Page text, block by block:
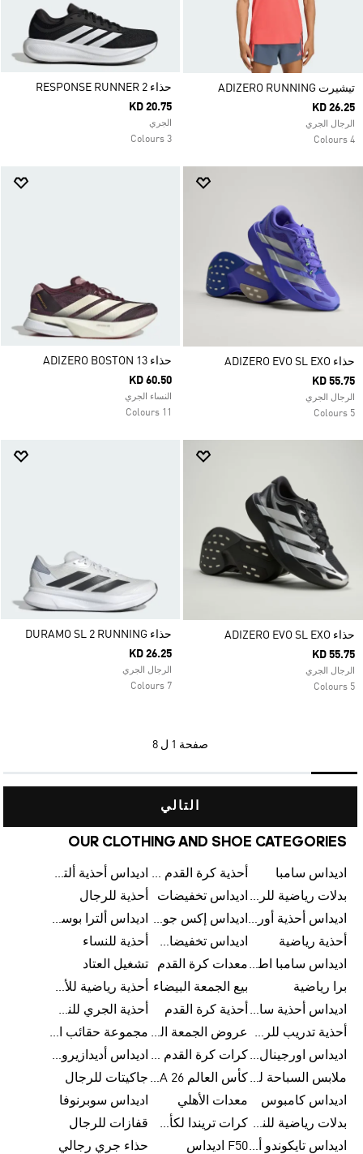
تيشيرت ADIZERO RUNNING
KD 26.25
الرجال الجري
4 Colours
حذاء RESPONSE RUNNER 2
KD 20.75
الجري
3 Colours
حذاء ADIZERO EVO SL EXO
KD 55.75
الرجال الجري
5 Colours
حذاء ADIZERO BOSTON 13
KD 60.50
النساء الجري
11 Colours
حذاء ADIZERO EVO SL EXO
KD 55.75
الرجال الجري
5 Colours
حذاء DURAMO SL 2 RUNNING
KD 26.25
الرجال الجري
7 Colours
صفحة 1 ل 8
التالي
OUR CLOTHING AND SHOE CATEGORIES
اديداس سامبا أحذية كرة القدم للرجال
اديداس أحذية ألترا بوست للرجال
بدلات رياضية للرجال اديداس تخفيضات
أحذية للرجال
اديداس أحذية أورجينالز
اديداس إكس جود بيلينغهام
اديداس ألترا بوست
أحذية رياضية
اديداس تخفيضات للأطفال
أحذية للنساء
اديداس سامبا اطفالمعدات كرة القدم
تشغيل العتاد
برا رياضية
بيع الجمعة البيضاء
أحذية رياضية للأطفال
اديداس أحذية سامبا للنساء أحذية كرة القدم
أحذية الجري للنساء
أحذية تدريب للرجال
عروض الجمعة البيضاء للرجال
مجموعة حقائب الظهر
اديداس اورجينال ملابس
كرات كرة القدم للرجال
اديداس أديدازيرو معدات الجري
ملابس السباحة للرجال
كأس العالم FIFA 26™ جاكيتات للرجال
اديداس كامبوس
معدات الأهلي
اديداس سوبرنوفا
بدلات رياضية للنساء
كرات تريندا لكأس العالم FIFA 26™
قفازات للرجال
اديداس تايكوندو أورجنالزF50 اديداس
حذاء جري رجالي